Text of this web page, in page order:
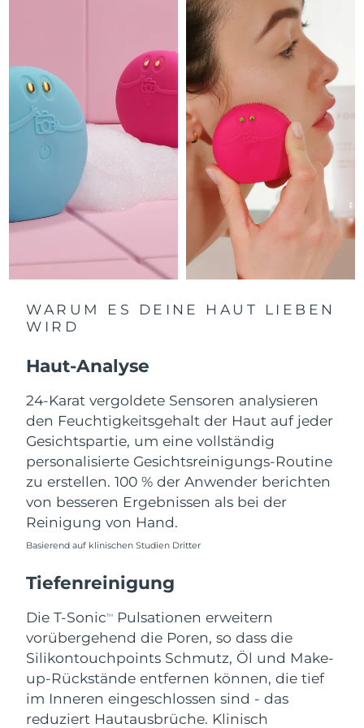
WARUM ES DEINE HAUT LIEBEN
WIRD
Haut-Analyse
24-Karat vergoldete Sensoren analysieren
den Feuchtigkeitsgehalt der Haut auf jeder
Gesichtspartie, um eine vollständig
personalisierte Gesichtsreinigungs-Routine
zu erstellen. 100 % der Anwender berichten
von besseren Ergebnissen als bei der
Reinigung von Hand.
Basierend auf klinischen Studien Dritter
Tiefenreinigung
Die T-SonicTM
Pulsationen erweitern
vorübergehend die Poren, so dass die
Silikontouchpoints Schmutz, Öl und Make-
up-Rückstände entfernen können, die tief
im Inneren eingeschlossen sind - das
reduziert Hautausbrüche. Klinisch
Erwartete Lieferung8/10/26
Erwartete Lieferung 8/10/26
Sonderverwaltungsregion
Macau
Erwartete Lieferung 8/12/26
Malaysia Erwartete Lieferung8/13/26
Erwartete Lieferung 8/10/26
Mexiko Erwartete Lieferung 8/14/26
Monaco Erwartete Lieferung
Neuseeland
Norwegen
Oman Erwartete Lieferung
Philippinen Erwartete Lieferung
Polen Erwartete Lieferung 8/11/26
Portugal
Réunion Erwartete Lieferung
Rumänien Erwartete Lieferung 8/10/26
Russland Erwartete Lieferung